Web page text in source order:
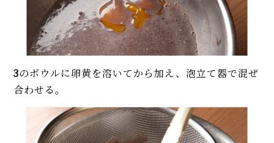
3のボウルに卵黄を溶いてから加え、泡立て器で混ぜ
合わせる。